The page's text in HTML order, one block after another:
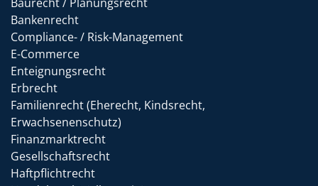
Bankenrecht
Compliance- / Risk-Management
E-Commerce
Enteignungsrecht
Erbrecht
Familienrecht (Eherecht, Kindsrecht,
Erwachsenenschutz)
Finanzmarktrecht
Gesellschaftsrecht
Haftpflichtrecht